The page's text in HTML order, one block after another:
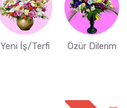
Yeni İş/Terfi Özür Dilerim